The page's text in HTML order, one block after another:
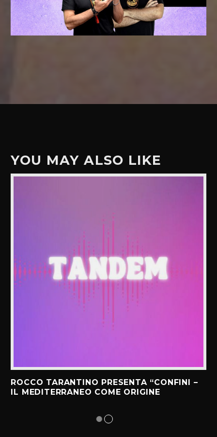
YOU MAY ALSO LIKE
ROCCO TARANTINO PRESENTA “CONFINI –
IL MEDITERRANEO COME ORIGINE